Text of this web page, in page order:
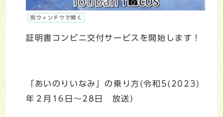
別ウィンドウで開く
証明書コンビニ交付サービスを開始します！
「あいのりいなみ」の乗り方(令和5(2023)
年２月16日～28日 放送)